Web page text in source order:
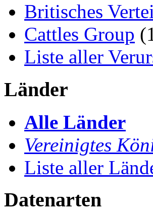
Britisches
Cattles Group
Liste aller
Länder
Alle Länder
Vereinigtes
Liste aller
Datenarten